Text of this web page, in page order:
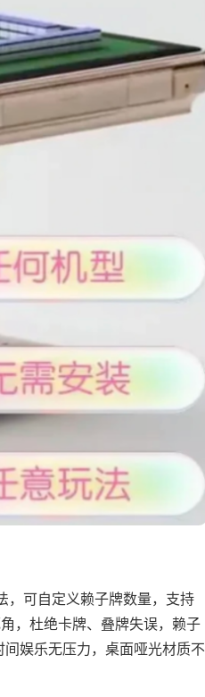
，可自定义赖子牌数量，支持
，杜绝卡牌、叠牌失误，赖子
娱乐无压力，桌面哑光材质不